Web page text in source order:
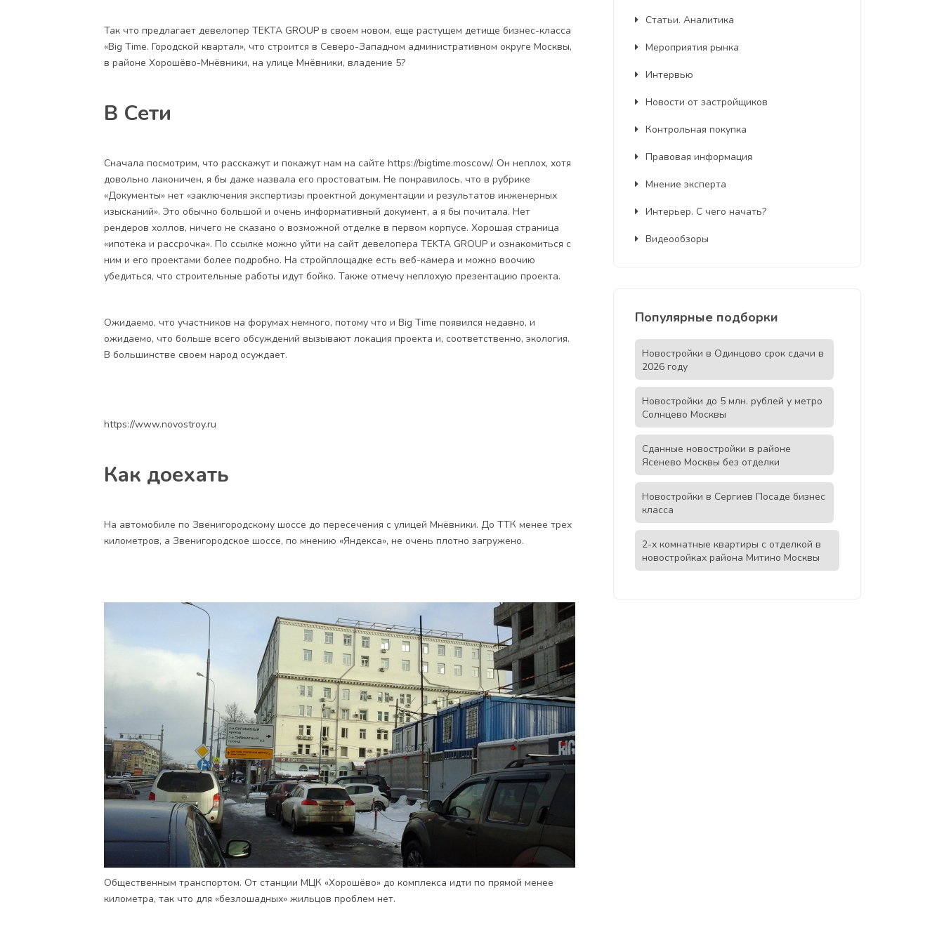
Так что предлагает девелопер TEKTA GROUP в своем новом, еще растущем детище бизнес-класса
«Big Time. Городской квартал», что строится в Северо-Западном административном округе Москвы,
в районе Хорошёво-Мнёвники, на улице Мнёвники, владение 5?
В Сети
Сначала посмотрим, что расскажут и покажут нам на сайте https://bigtime.moscow/. Он неплох, хотя
довольно лаконичен, я бы даже назвала его простоватым. Не понравилось, что в рубрике
«Документы» нет «заключения экспертизы проектной документации и результатов инженерных
изысканий». Это обычно большой и очень информативный документ, а я бы почитала. Нет
рендеров холлов, ничего не сказано о возможной отделке в первом корпусе. Хорошая страница
«ипотека и рассрочка». По ссылке можно уйти на сайт девелопера TEKTA GROUP и ознакомиться с
ним и его проектами более подробно. На стройплощадке есть веб-камера и можно воочию
убедиться, что строительные работы идут бойко. Также отмечу неплохую презентацию проекта.
Ожидаемо, что участников на форумах немного, потому что и Big Time появился недавно, и
ожидаемо, что больше всего обсуждений вызывают локация проекта и, соответственно, экология.
В большинстве своем народ осуждает.
https://www.novostroy.ru
Как доехать
На автомобиле по Звенигородскому шоссе до пересечения с улицей Мнёвники. До ТТК менее трех
километров, а Звенигородское шоссе, по мнению «Яндекса», не очень плотно загружено.
Общественным транспортом. От станции МЦК «Хорошёво» до комплекса идти по прямой менее
километра, так что для «безлошадных» жильцов проблем нет.
Статьи. Аналитика
Мероприятия рынка
Интервью
Новости от застройщиков
Контрольная покупка
Правовая информация
Мнение эксперта
Интерьер. С чего начать?
Видеообзоры
Популярные подборки
Новостройки в Одинцово срок сдачи в
2026 году
Новостройки до 5 млн. рублей у метро
Солнцево Москвы
Сданные новостройки в районе
Ясенево Москвы без отделки
Новостройки в Сергиев Посаде бизнес
класса
2-х комнатные квартиры с отделкой в
новостройках района Митино Москвы